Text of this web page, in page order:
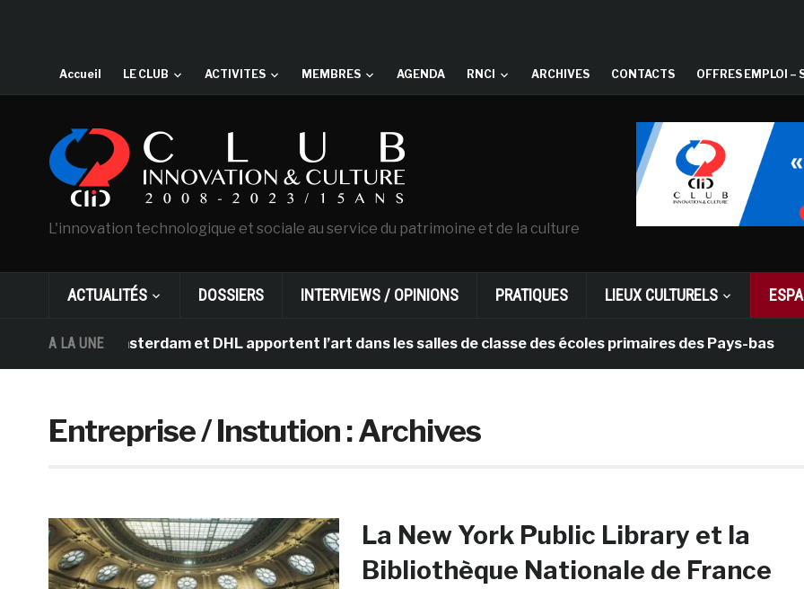
Accueil LE CLUB ACTIVITES MEMBRES AGENDA RNCI ARCHIVES CONTACTS OFFRES EMPLOI –
L'innovation technologique et sociale au service du patrimoine et de la culture
ACTUALITÉS DOSSIERS INTERVIEWS / OPINIONS PRATIQUES LIEUX CULTURELS
A LA UNE
d’Amsterdam et DHL apportent l’art dans les salles de classe des écoles primaires des Pays-bas il y a
Entreprise / Instution :Archives
La New York Public Library et la
Bibliothèque Nationale de France